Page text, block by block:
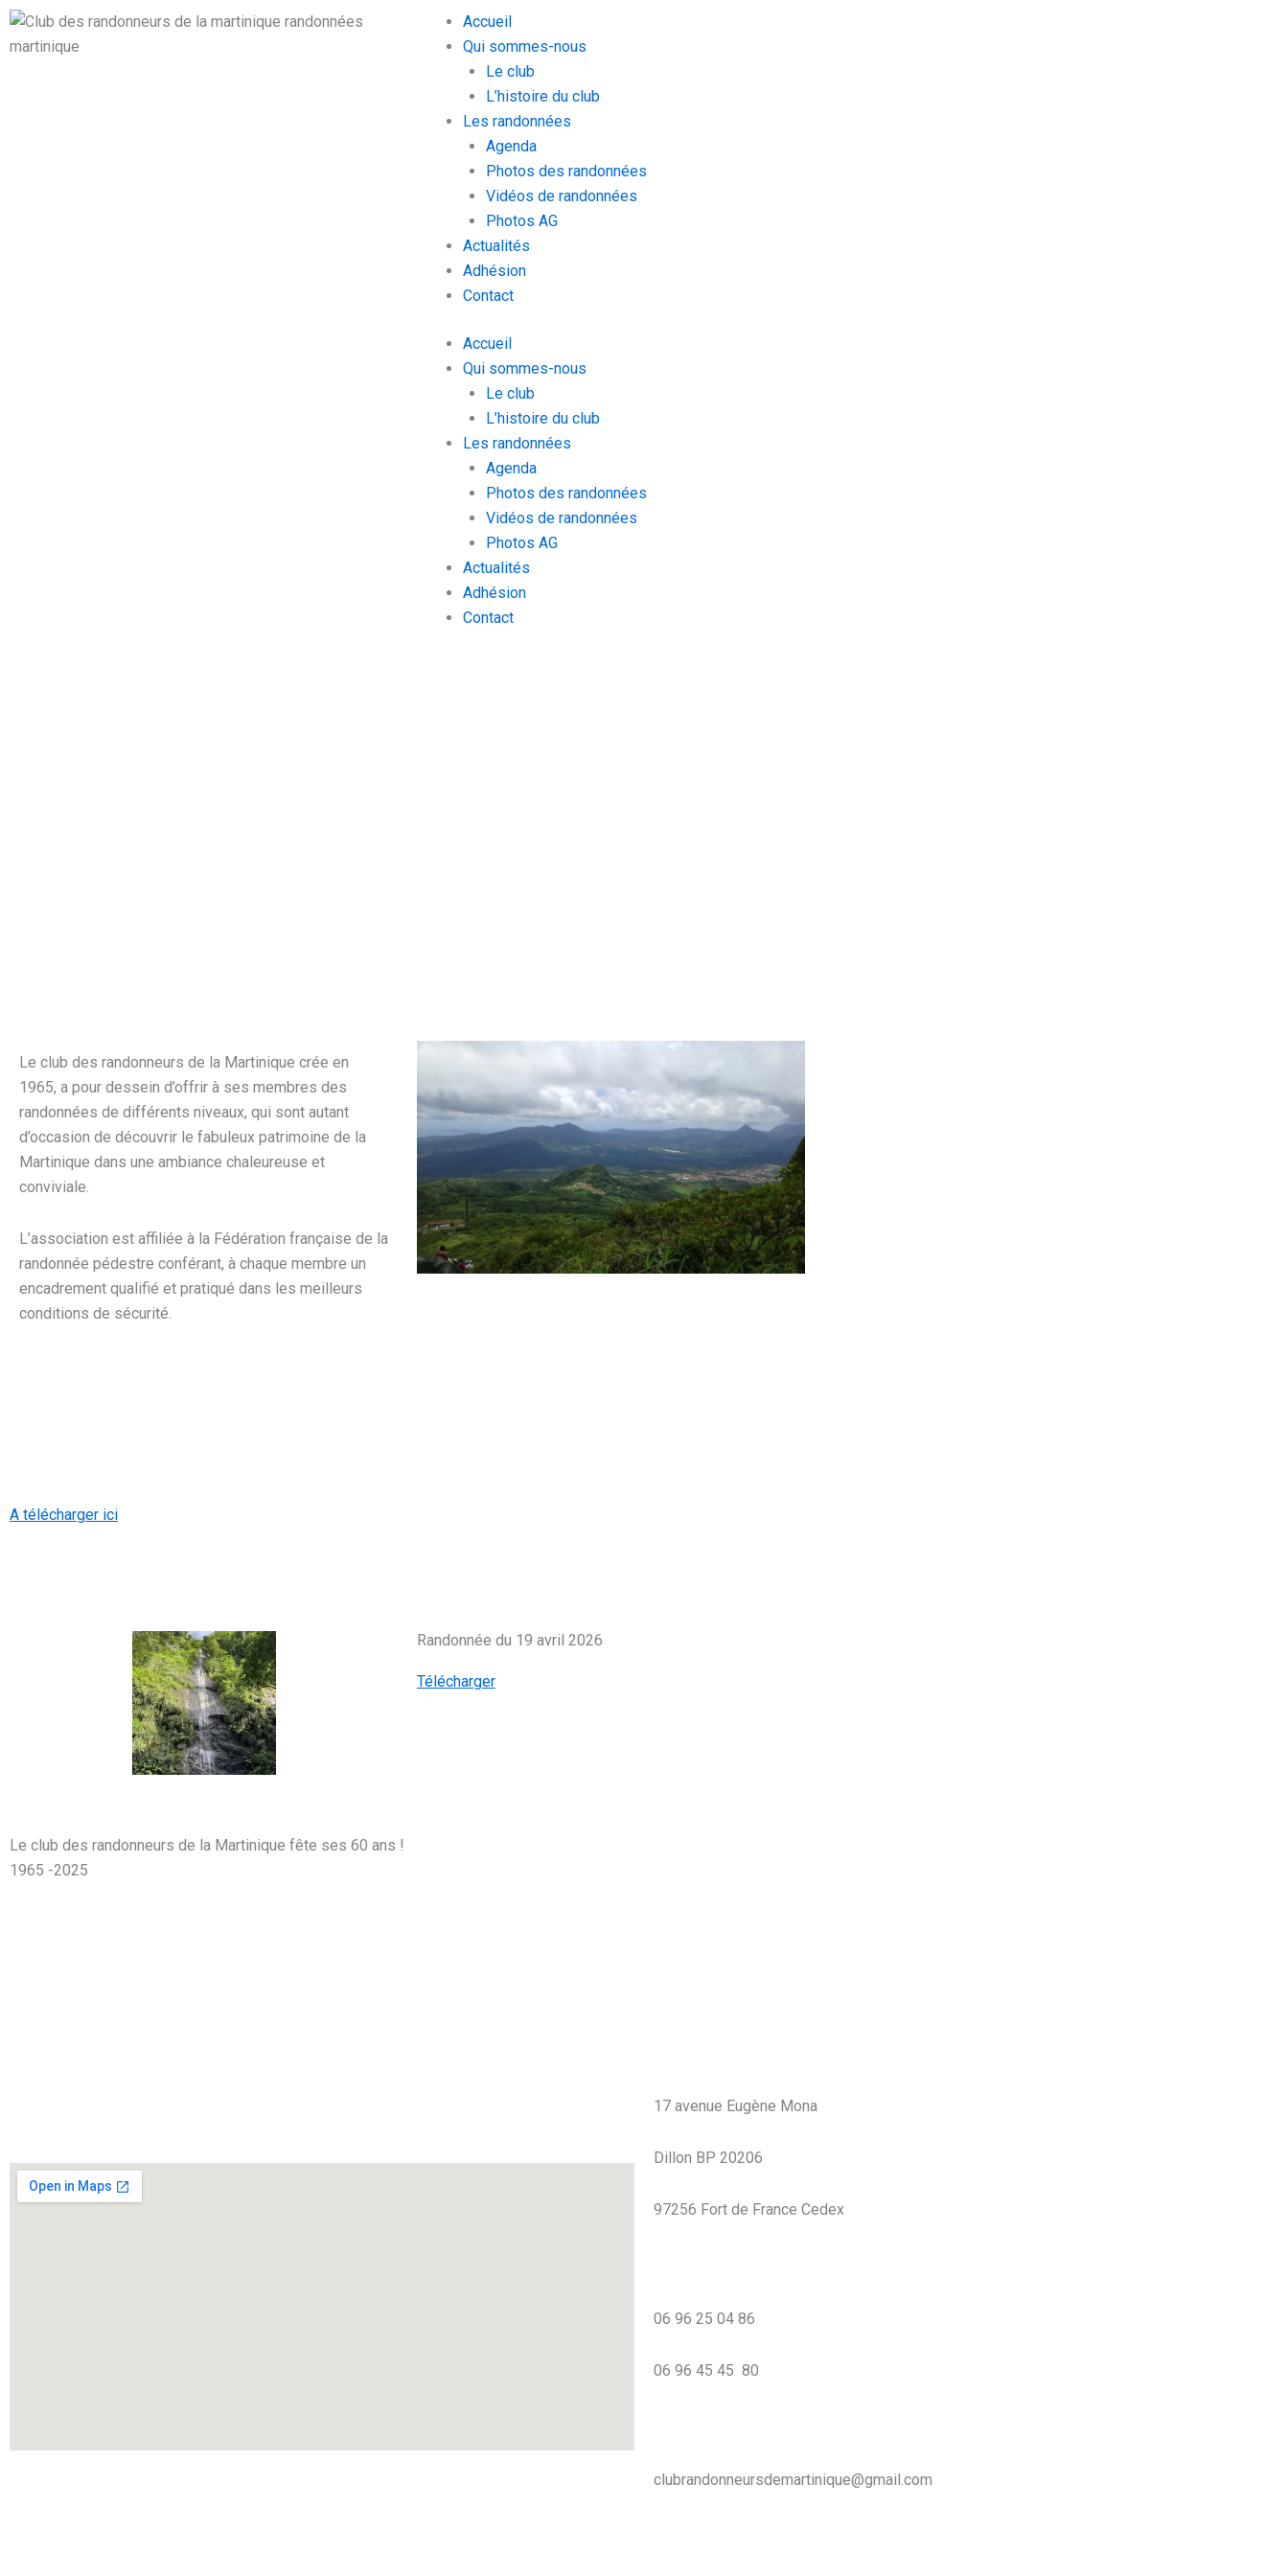
Accueil
Qui sommes-nous
Le club
L’histoire du club
Les randonnées
Agenda
Photos des randonnées
Vidéos de randonnées
Photos AG
Actualités
Adhésion
Contact
Accueil
Qui sommes-nous
Le club
L’histoire du club
Les randonnées
Agenda
Photos des randonnées
Vidéos de randonnées
Photos AG
Actualités
Adhésion
Contact
Le club des randonneurs de la Martinique crée en
1965, a pour dessein d’offrir à ses membres des
randonnées de différents niveaux, qui sont autant
d’occasion de découvrir le fabuleux patrimoine de la
Martinique dans une ambiance chaleureuse et
conviviale.
L’association est affiliée à la Fédération française de la
randonnée pédestre conférant, à chaque membre un
encadrement qualifié et pratiqué dans les meilleurs
conditions de sécurité.
A télécharger ici
Randonnée du 19 avril 2026
Télécharger
Le club des randonneurs de la Martinique fête ses 60 ans !
1965 -2025
17 avenue Eugène Mona
Dillon BP 20206
97256 Fort de France Cedex
06 96 25 04 86
06 96 45 45 80
clubrandonneursdemartinique@gmail.com